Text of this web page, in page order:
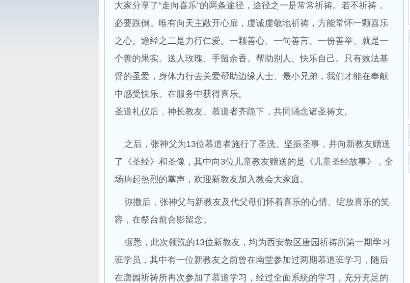
大家分享了“走向喜乐”的两条途径，途径之一是常常祈祷。若不祈祷，
必要跌倒。唯有向天主敞开心扉，虔诚虔敬地祈祷，方能常怀一颗喜乐
之心。途经之二是力行仁爱。一颗善心、一句善言、一份善举、就是一
个善的果实。送人玫瑰、手留余香。帮助别人、快乐自己。只有效法基
督的圣爱，身体力行去关爱帮助边缘人士、最小兄弟，我们才能在奉献
中感受快乐、在服务中获得喜乐。
圣道礼仪后，神长教友、慕道者齐跪下，共同诵念诸圣祷文。
之后，张神父为13位慕道者施行了圣洗、坚振圣事，并向新教友赠送
了《圣经》和圣像，其中向3位儿童教友赠送的是《儿童圣经故事》，全
场响起热烈的掌声，欢迎新教友加入教会大家庭。
弥撒后，张神父与新教友及代父母们怀着喜乐的心情、绽放喜乐的笑
容，在祭台前合影留念。
据悉，此次领洗的13位新教友，均为西安教区唐园祈祷所第一期学习
班学员，其中有一位新教友之前曾在南堂参加过两期慕道班学习，随后
在唐园祈祷所再次参加了慕道学习，经过全面系统的学习，充分充足的